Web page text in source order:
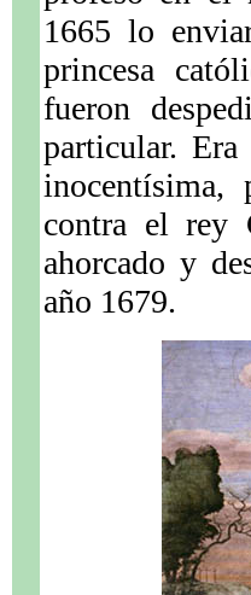
1665 lo
princesa
fueron
particular.
inocentísima,
contra el rey
ahorcado y
año 1679.